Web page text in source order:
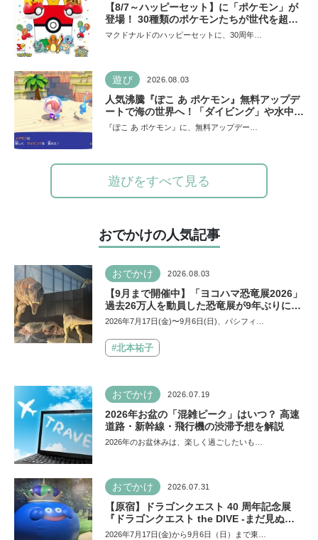
【8/7～ハッピーセット】に「ポケモン」が
登場！ 30種類のポケモンたちが世代を超え
て勢ぞろい
マクドナルドのハッピーセットに、30周年…
遊び 2026.08.03
人気沸騰『ぽこ あ ポケモン』無料アップデ
ートで海の世界へ！「ダイビング」や水中の
街づくりが楽しめる追加コンテンツも登場
『ぽこ あ ポケモン』に、無料アップデー…
遊びをすべて見る
おでかけの人気記事
おでかけ 2026.08.03
【9月まで開催中】「ヨコハマ恐竜展2026」
過去26万人を動員した恐竜展が9年ぶりに復
活！ 夏休みのおでかけで楽しむポイントを
2026年7月17日(金)〜9月6日(日)、パシフィ…
#北本祐子
おでかけ 2026.07.19
2026年お盆の「混雑ピーク」はいつ？ 高速
道路・新幹線・飛行機の渋滞予想を解説
2026年のお盆休みは、楽しく過ごしたいも…
おでかけ 2026.07.31
【原宿】ドラゴンクエスト 40 周年記念展
『ドラゴンクエスト the DIVE -まだ見ぬ冒
険の舞台へ-』が原宿ハラカドに登場！ VR体
2026年7月17日(金)から9月6日（日）まで東…